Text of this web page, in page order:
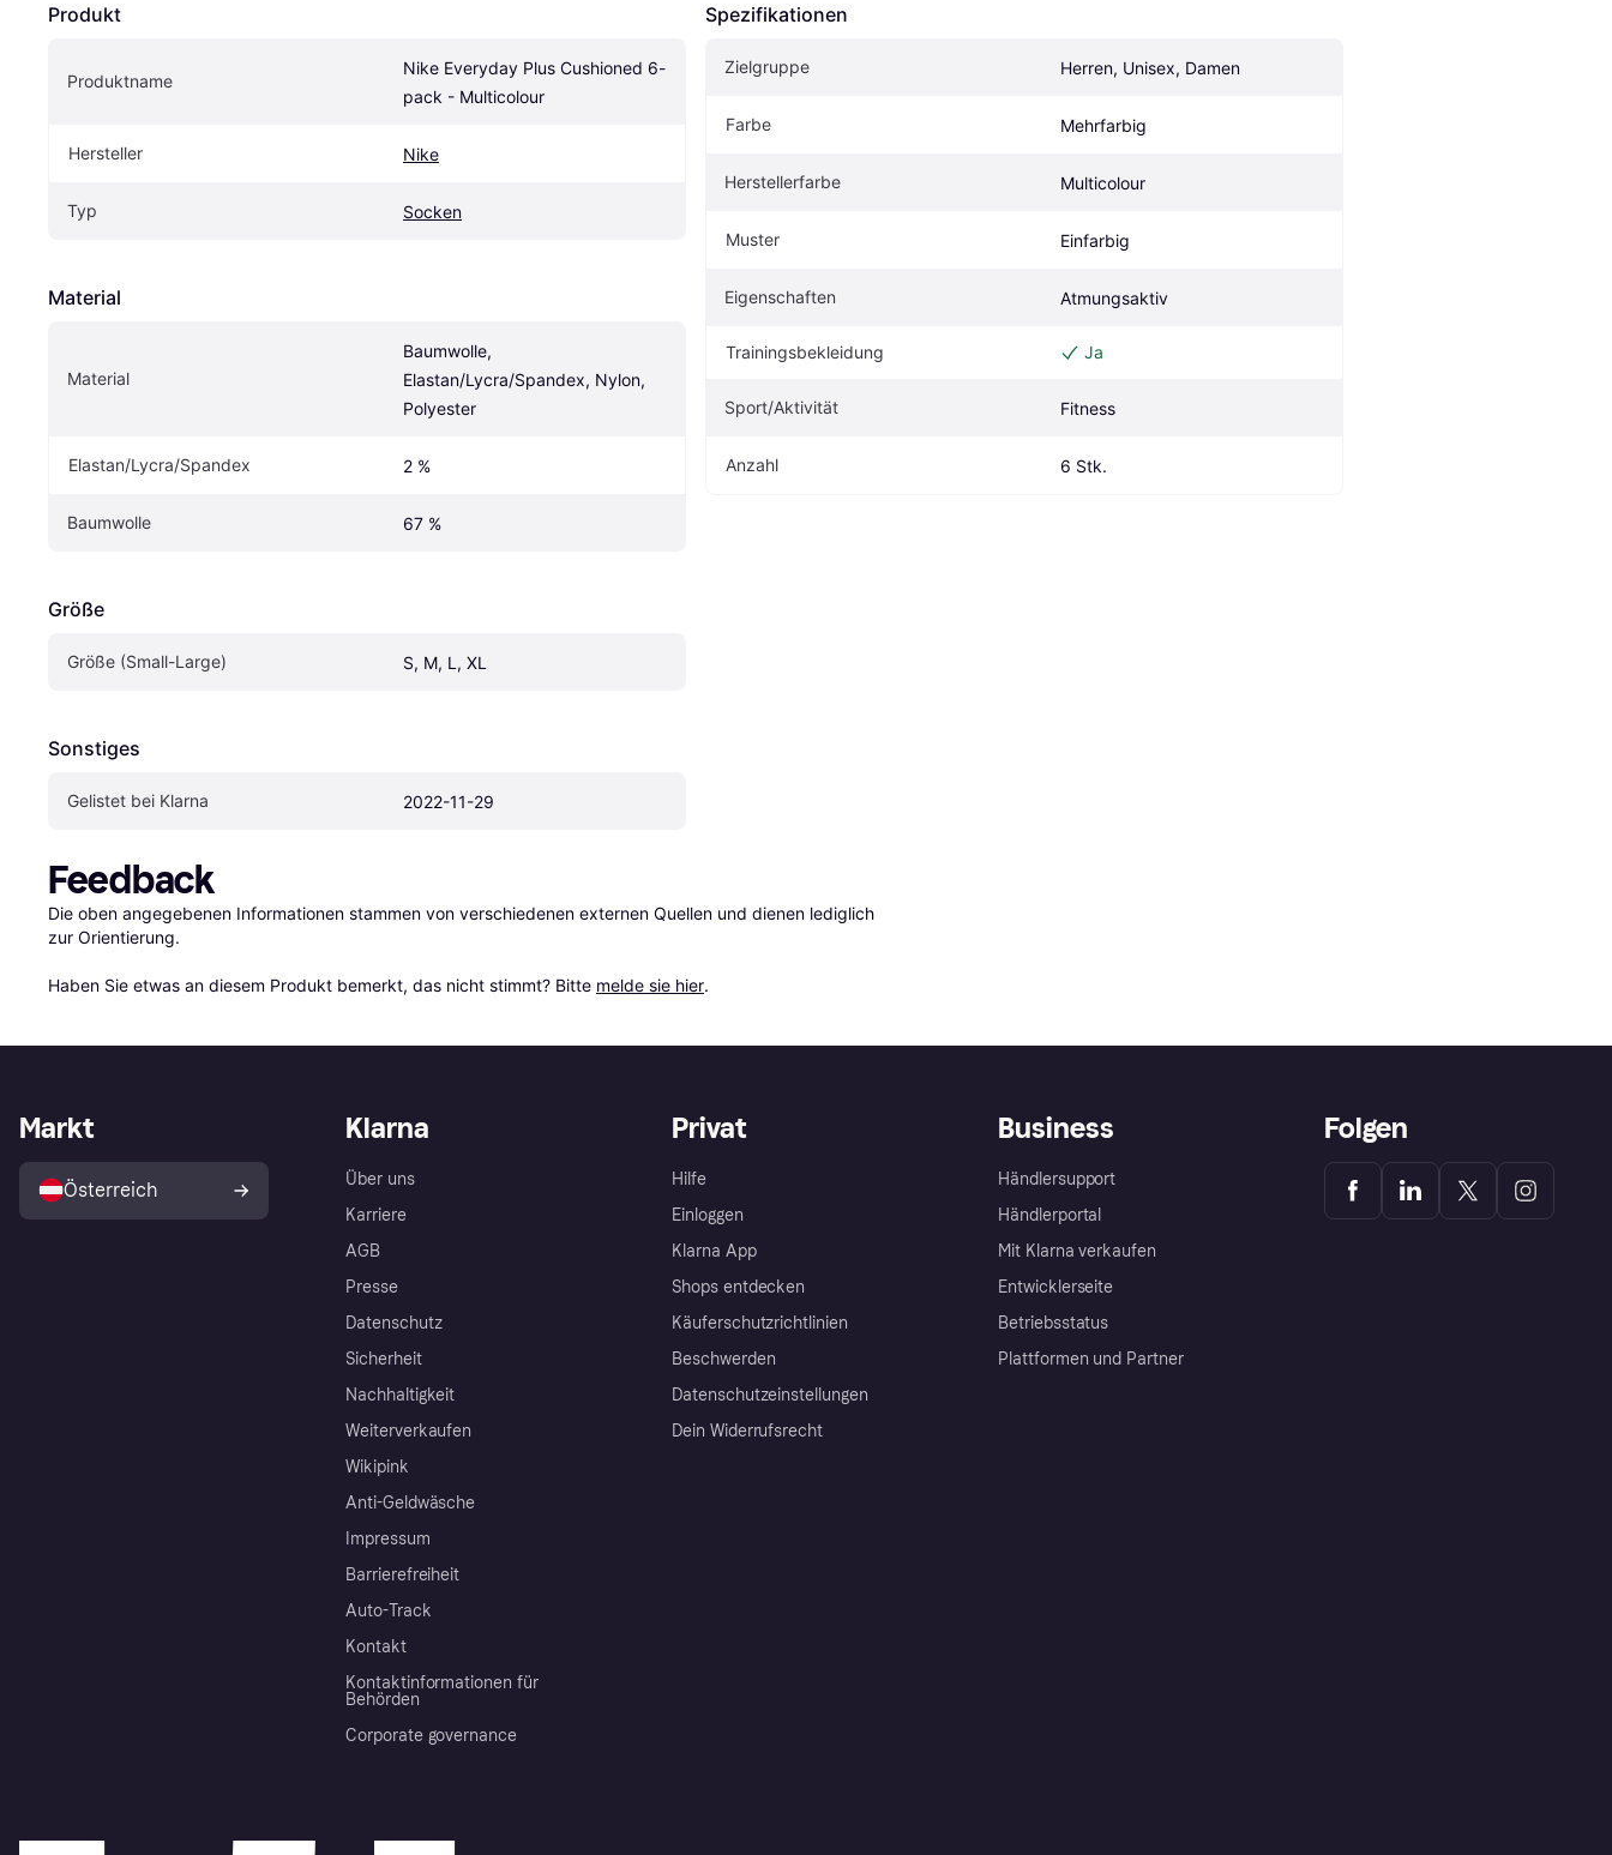
Produkt
Produktname
Nike Everyday Plus Cushioned 6-
pack - Multicolour
Hersteller Nike
Typ Socken
Material
Material
Baumwolle,
Elastan/Lycra/Spandex, Nylon,
Polyester
Elastan/Lycra/Spandex 2 %
Baumwolle 67 %
Größe
Größe (Small-Large) S, M, L, XL
Sonstiges
Gelistet bei Klarna 2022-11-29
Spezifikationen
Zielgruppe Herren, Unisex, Damen
Farbe Mehrfarbig
Herstellerfarbe Multicolour
Muster Einfarbig
Eigenschaften Atmungsaktiv
Trainingsbekleidung Ja
Sport/Aktivität Fitness
Anzahl 6 Stk.
Feedback
Die oben angegebenen Informationen stammen von verschiedenen externen Quellen und dienen lediglich
zur Orientierung.
Haben Sie etwas an diesem Produkt bemerkt, das nicht stimmt? Bitte melde sie hier.
Klarna
Über uns
Karriere
AGB
Presse
Datenschutz
Sicherheit
Nachhaltigkeit
Weiterverkaufen
Wikipink
Anti-Geldwäsche
Impressum
Barrierefreiheit
Auto-Track
Kontakt
Kontaktinformationen für
Behörden
Corporate governance
Privat
Hilfe
Einloggen
Klarna App
Shops entdecken
Käuferschutzrichtlinien
Beschwerden
Datenschutzeinstellungen
Dein Widerrufsrecht
Business
Händlersupport
Händlerportal
Mit Klarna verkaufen
Entwicklerseite
Betriebsstatus
Plattformen und Partner
Markt
Österreich
Folgen